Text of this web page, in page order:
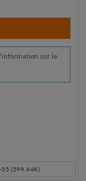
sur le
55 (599.44K)